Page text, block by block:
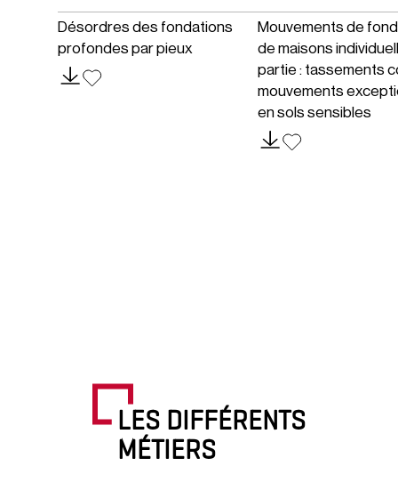
Désordres des fondations
profondes par pieux
Mouvements de
de maisons
partie : tassements
mouvements
en sols sensibles
LES DIFFÉRENTS
MÉTIERS